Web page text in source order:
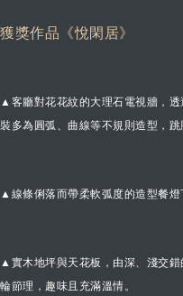
獲獎作品《悅閑居》
▲客廳對花花紋的大理石電視牆，
裝多為圓弧、曲線等不規則造型，
▲線條俐落而帶柔軟弧度的造型餐
▲實木地坪與天花板，由深、淺交
輪節理，趣味且充滿溫情。